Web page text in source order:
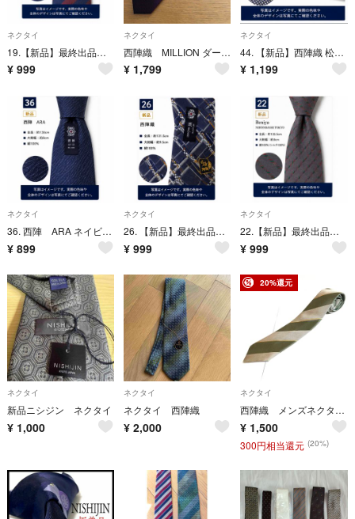
ネクタイ
19.【新品】最終出品！！8月8日までの限定販売！！西陣織 シルク100% ネイビー ボルドー チェック柄 ネクタイ
¥ 999
ネクタイ
西陣織 MILLION ダークレッド ネクタイ D-XT 8032
¥ 1,799
ネクタイ
44. 【新品】西陣織 松琴織 シルクネクタイ 青 市松柄 和柄 絹100%
¥ 1,199
ネクタイ
36. 西陣 ARA ネイビー 無地調 絹 ネクタイ 日本製
¥ 899
ネクタイ
26. 【新品】最終出品！！8月8日までの限定販売！！西陣織 シルク100% ネイビー チェック柄 総柄 ネクタイ
¥ 999
ネクタイ
22.【新品】最終出品！！8月8日までの限定販売！！Beniya 西陣織 グレー ストライプ柄 シルク100% ネクタイ
¥ 999
ネクタイ
新品ニシジン ネクタイ
¥ 1,000
ネクタイ
ネクタイ 西陣織
¥ 2,000
20%還元
ネクタイ
西陣織 メンズネクタイ ボーダー柄 126㎝ 大剣幅7㎝ 100%シルク
¥ 1,500
300円相当還元 (20%)